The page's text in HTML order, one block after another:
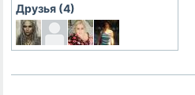
Друзья (4)